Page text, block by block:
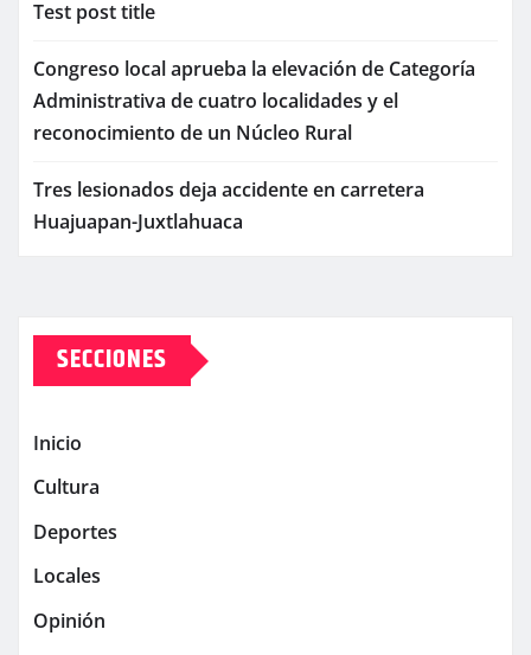
Test post title
Congreso local aprueba la elevación de Categoría
Administrativa de cuatro localidades y el
reconocimiento de un Núcleo Rural
Tres lesionados deja accidente en carretera
Huajuapan-Juxtlahuaca
SECCIONES
Inicio
Cultura
Deportes
Locales
Opinión